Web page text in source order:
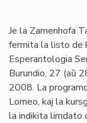
Je la Zamenhofa
fermita la listo de
Esperantologia
Burundio, 27 (aŭ
2008. La
Lomeo, kaj la
la indikita limdato